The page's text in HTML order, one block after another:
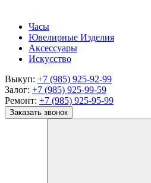
Часы
Ювелирные Изделия
Аксессуары
Искусство
Выкуп: +7 (985) 925-92-99
Залог: +7 (985) 925-99-59
Ремонт: +7 (985) 925-95-99
Заказать звонок